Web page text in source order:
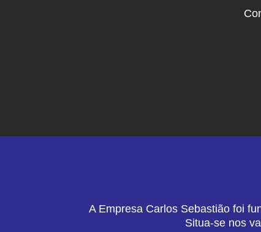
A Empresa Carlos Sebastião foi
Situa-se nos